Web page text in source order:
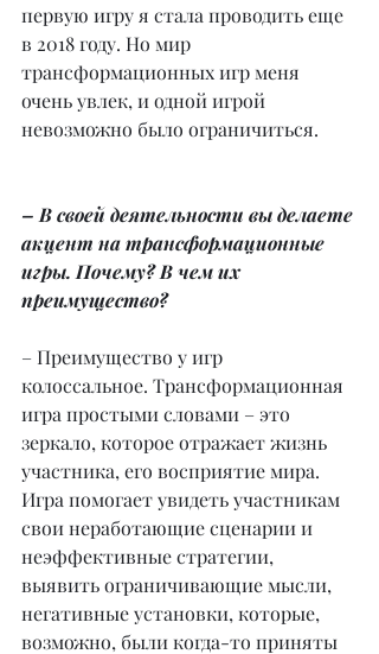
первую игру я стала проводить еще
в 2018 году. Но мир
трансформационных игр меня
очень увлек, и одной игрой
невозможно было ограничиться.
– В своей деятельности вы делаете
акцент на трансформационные
игры. Почему? В чем их
преимущество?
– Преимущество у игр
колоссальное. Трансформационная
игра простыми словами – это
зеркало, которое отражает жизнь
участника, его восприятие мира.
Игра помогает увидеть участникам
свои неработающие сценарии и
неэффективные стратегии,
выявить ограничивающие мысли,
негативные установки, которые,
возможно, были когда-то приняты